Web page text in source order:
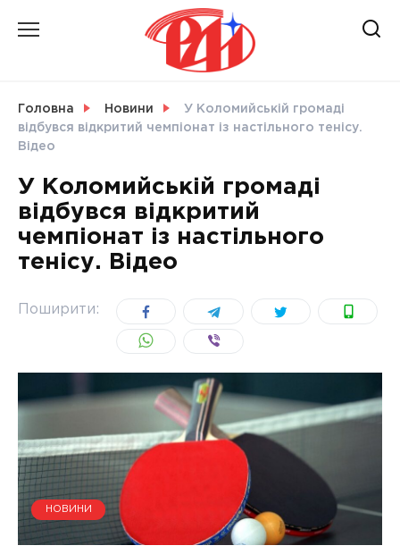
СВІТ
УКРАЇНА
Головна Новини
У Коломийській громаді
відбувся відкритий чемпіонат із настільного тенісу.
Відео
У Коломийській громаді
відбувся відкритий
чемпіонат із настільного
тенісу. Відео
Поширити:
НОВИНИ